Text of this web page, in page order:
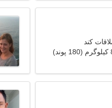
کند